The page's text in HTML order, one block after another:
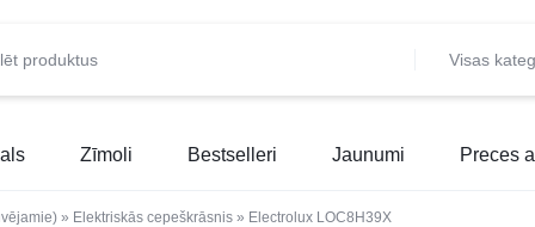
Visas
Zīmoli Bestselleri Jaunumi Preces
» Elektriskās cepeškrāsnis » Electrolux LOC8H39X